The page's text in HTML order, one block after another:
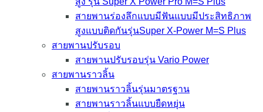
สายพานร่องลึกแบบมีฟันแบบมีประสิทธิภาพ
สูงแบบติดกันรุ่นSuper X-Power M=S Plus
สายพานปรับรอบ
สายพานปรับรอบรุ่น Vario Power
สายพานราวลิ้น
สายพานราวลิ้นรุ่นมาตรฐาน
สายพานราวลิ้นแบบยืดหยุ่น